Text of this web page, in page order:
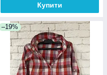
Купити
–19%